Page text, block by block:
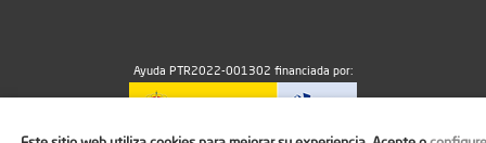
Ayuda PTR2022-001302 financiada por: